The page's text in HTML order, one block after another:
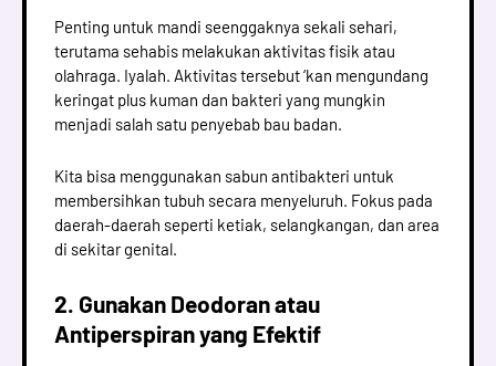
Penting untuk mandi seenggaknya sekali sehari,
terutama sehabis melakukan aktivitas fisik atau
olahraga. Iyalah. Aktivitas tersebut ‘kan mengundang
keringat plus kuman dan bakteri yang mungkin
menjadi salah satu penyebab bau badan.
Kita bisa menggunakan sabun antibakteri untuk
membersihkan tubuh secara menyeluruh. Fokus pada
daerah-daerah seperti ketiak, selangkangan, dan area
di sekitar genital.
2. Gunakan Deodoran atau
Antiperspiran yang Efektif